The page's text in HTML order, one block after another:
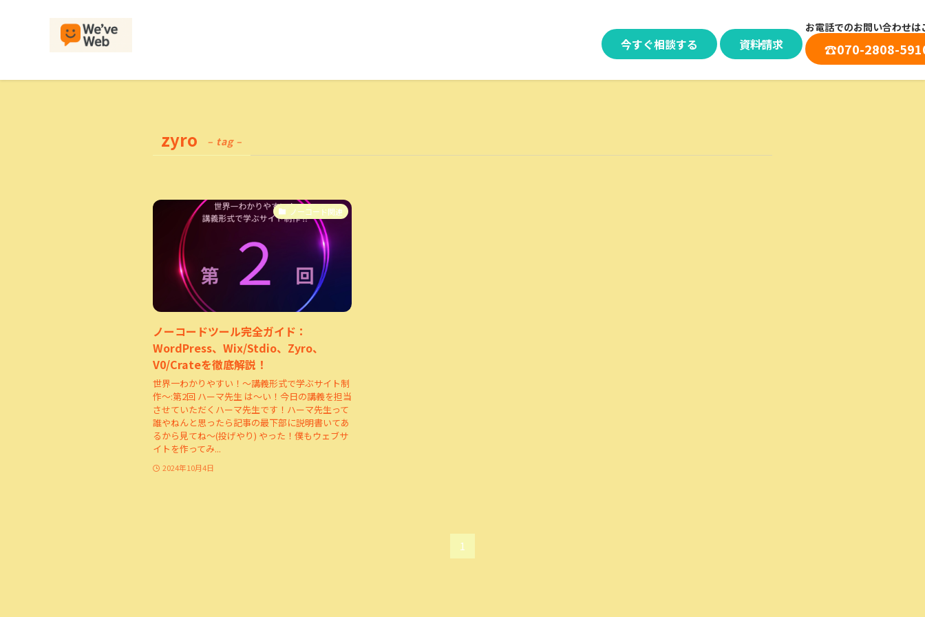
今すぐ相談する 資料請求
お電話でのお問い合わせは
☎︎070-2808-
zyro – tag –
ノーコード関連
ノーコードツール完全ガイド：
WordPress、Wix/Stdio、Zyro、
V0/Crateを徹底解説！
世界一わかりやすい！～講義形式で学ぶサイト制
作～:第2回 ハーマ先生 は～い！今日の講義を担当
させていただくハーマ先生です！ハーマ先生って
誰やねんと思ったら記事の最下部に説明書いてあ
るから見てね～(投げやり) やった！僕もウェブサ
イトを作ってみ...
2024年10月4日
1